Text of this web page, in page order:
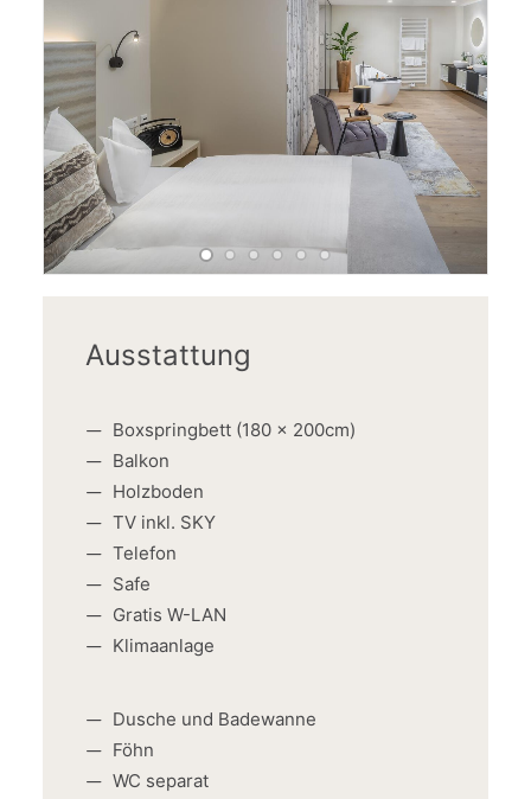
Ausstattung
Boxspringbett (180 x 200cm)
Balkon
Holzboden
TV inkl. SKY
Telefon
Safe
Gratis W-LAN
Klimaanlage
Dusche und Badewanne
Föhn
WC separat